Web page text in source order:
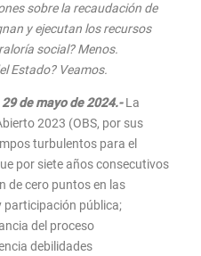
sobre la recaudación de
y ejecutan los recursos
social? Menos.
Estado? Veamos.
de mayo de 2024.-La
2023 (OBS, por sus
turbulentos para el
por siete años consecutivos
de cero puntos en las
participación pública;
del proceso
debilidades